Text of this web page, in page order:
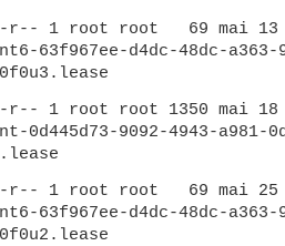
r-- 1 root root 69 mai 13
63f967ee-d4dc-48dc-a363-
r-- 1 root root 1350 mai 18
0d445d73-9092-4943-a981-
r-- 1 root root 69 mai 25
63f967ee-d4dc-48dc-a363-